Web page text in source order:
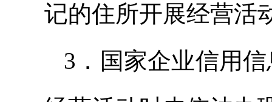
记的住所开展经营活
3．国家企业信用